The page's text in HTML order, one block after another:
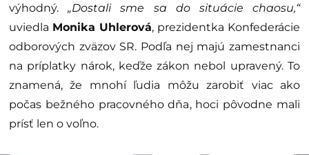
výhodný.„Dostali sme sa do situácie chaosu,“
uviedla Monika Uhlerová, prezidentka Konfederácie
odborových zväzov SR. Podľa nej majú zamestnanci
na príplatky nárok, keďže zákon nebol upravený. To
znamená, že mnohí ľudia môžu zarobiť viac ako
počas bežného pracovného dňa, hoci pôvodne mali
prísť len o voľno.